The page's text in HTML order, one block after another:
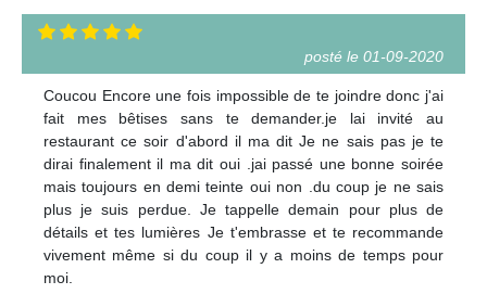
posté le 01-09-2020
Coucou Encore une fois impossible de te joindre donc j'ai
fait mes bêtises sans te demander.je lai invité au
restaurant ce soir d'abord il ma dit Je ne sais pas je te
dirai finalement il ma dit oui .jai passé une bonne soirée
mais toujours en demi teinte oui non .du coup je ne sais
plus je suis perdue. Je tappelle demain pour plus de
détails et tes lumières Je t'embrasse et te recommande
vivement même si du coup il y a moins de temps pour
moi.